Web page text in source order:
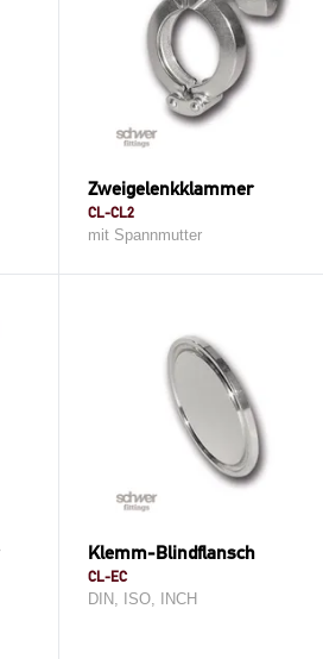
Zweigelenkklammer
CL-CL2
mit Spannmutter
Klemm-Blindflansch
CL-EC
DIN, ISO, INCH